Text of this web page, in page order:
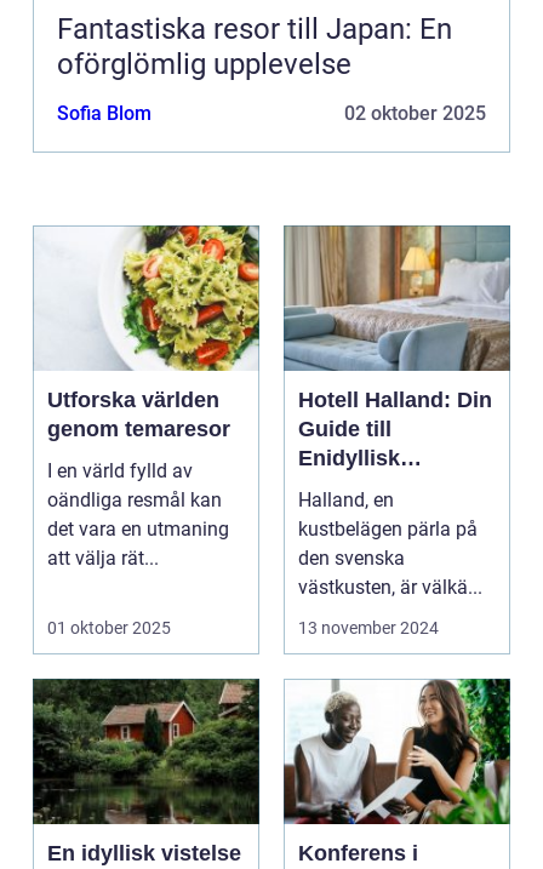
Fantastiska resor till Japan: En
oförglömlig upplevelse
Sofia Blom 02 oktober 2025
Utforska världen
genom temaresor
I en värld fylld av
oändliga resmål kan
det vara en utmaning
att välja rät...
01 oktober 2025
Hotell Halland: Din
Guide till
Enidyllisk
Semestervistelse
Halland, en
kustbelägen pärla på
den svenska
västkusten, är välkä...
13 november 2024
En idyllisk vistelse
Konferens i